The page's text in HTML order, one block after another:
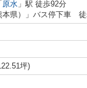
原水 」駅 徒歩92分
本県）」バス停下車
坪)